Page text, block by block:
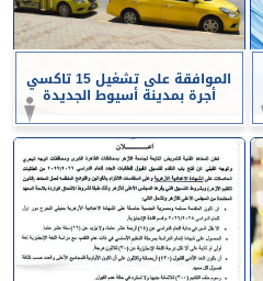
الموافقة على تشغيل 15 تاكسي
أجرة بمدينة أسيوط الجديدة